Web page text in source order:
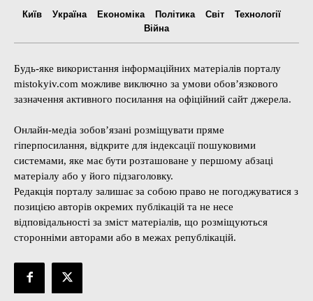
Київ Україна Економіка Політика Світ
Технології
Війна
Будь-яке використання інформаційних матеріалів порталу
mistokyiv.com можливе виключно за умови обов’язкового
зазначення активного посилання на офіційний сайт джерела.
Онлайн-медіа зобов’язані розміщувати пряме
гіперпосилання, відкрите для індексації пошуковими
системами, яке має бути розташоване у першому абзаці
матеріалу або у його підзаголовку.
Редакція порталу залишає за собою право не погоджуватися з
позицією авторів окремих публікацій та не несе
відповідальності за зміст матеріалів, що розміщуються
сторонніми авторами або в межах републікацій.